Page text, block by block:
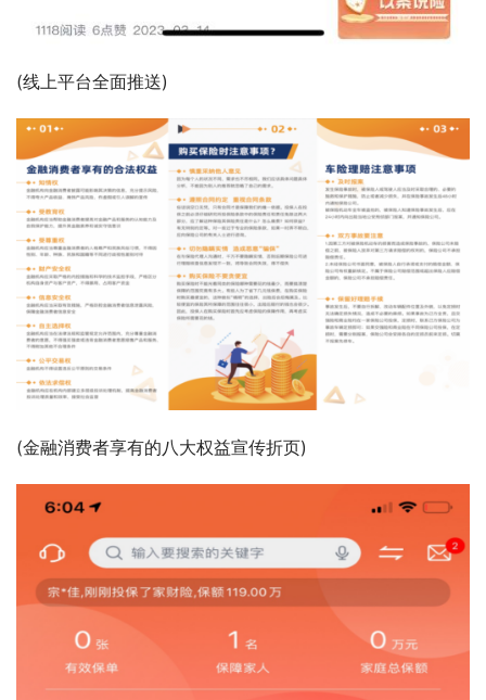
(线上平台全面推送)
(金融消费者享有的八大权益宣传折页)